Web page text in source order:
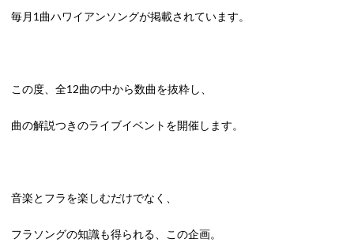
毎月1曲ハワイアンソングが掲載されています。
この度、全12曲の中から数曲を抜粋し、
曲の解説つきのライブイベントを開催します。
音楽とフラを楽しむだけでなく、
フラソングの知識も得られる、この企画。